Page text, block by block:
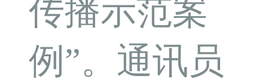
传播示范案
例”。通讯员